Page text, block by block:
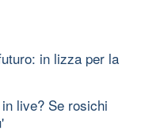
in lizza per la
live? Se rosichi